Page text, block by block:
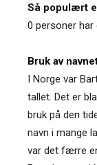
Så populært
0 personer har
Bruk av
I Norge var
tallet. Det er
bruk på den
navn i mange
var det færre